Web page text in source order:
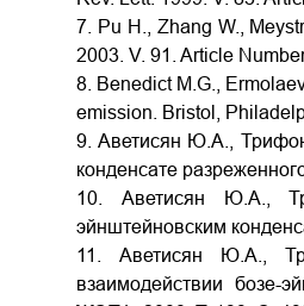
7. Pu H., Zhang W.,
2003. V. 91. Article
8. Benedict M.G.,
emission. Bristol,
9. Аветисян Ю.А.,
конденсате
10. Аветисян Ю.А.,
эйнштейновским
11. Аветисян Ю.А.,
взаимодействии бозе-